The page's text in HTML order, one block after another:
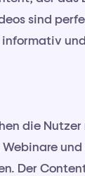
sind
die
Der